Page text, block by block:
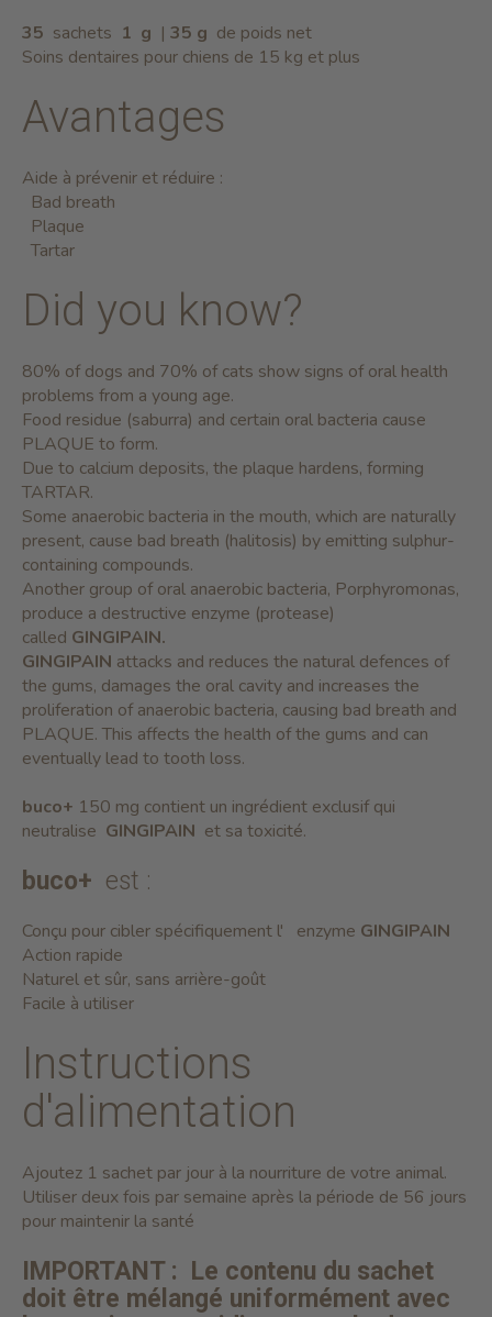
35 sachets 1 g | 35 g de poids net
Soins dentaires pour chiens de 15 kg et plus
Avantages
Aide à prévenir et réduire :
Bad breath
Plaque
Tartar
Did you know?
80% of dogs and 70% of cats show signs of oral health
problems from a young age.
Food residue (saburra) and certain oral bacteria cause
PLAQUE to form.
Due to calcium deposits, the plaque hardens, forming
TARTAR.
Some anaerobic bacteria in the mouth, which are naturally
present, cause bad breath (halitosis) by emitting sulphur-
containing compounds.
Another group of oral anaerobic bacteria, Porphyromonas,
produce a destructive enzyme (protease)
called GINGIPAIN.
GINGIPAIN attacks and reduces the natural defences of
the gums, damages the oral cavity and increases the
proliferation of anaerobic bacteria, causing bad breath and
PLAQUE. This affects the health of the gums and can
eventually lead to tooth loss.
buco+ 150 mg contient un ingrédient exclusif qui
neutralise GINGIPAIN et sa toxicité.
buco+ est :
Conçu pour cibler spécifiquement l' enzyme GINGIPAIN
Action rapide
Naturel et sûr, sans arrière-goût
Facile à utiliser
Instructions
d'alimentation
Ajoutez 1 sachet par jour à la nourriture de votre animal.
Utiliser deux fois par semaine après la période de 56 jours
pour maintenir la santé
IMPORTANT :
Le contenu du sachet
doit être mélangé uniformément avec